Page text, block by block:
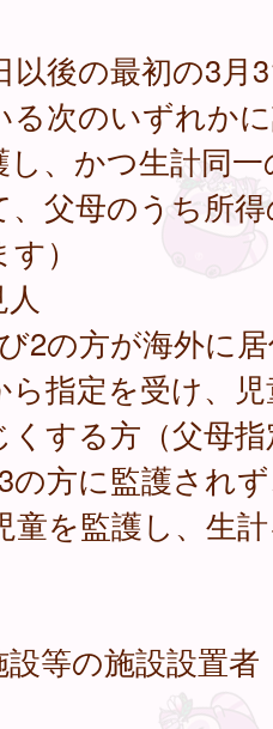
以後の最初の3月
る次のいずれか
し、かつ生計同
、父母のうち所
）
2の方が海外に
指定を受け、
くする方（父母
の方に監護され
童を監護し、生
設等の施設設置者